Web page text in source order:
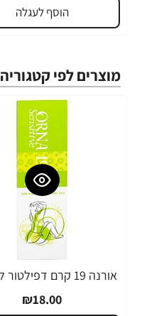
הוסף לעגלה
מוצרים לפי קטגוריה
₪18.00